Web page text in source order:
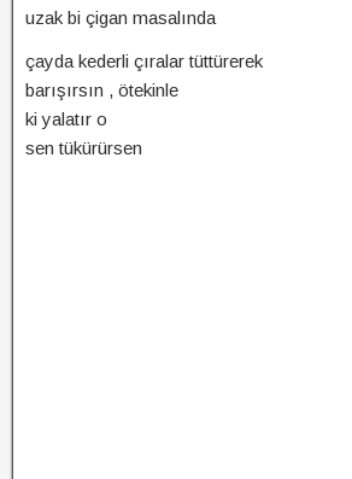
uzak bi çigan masalında
çayda kederli çıralar tüttürerek
barışırsın , ötekinle
ki yalatır o
sen tükürürsen